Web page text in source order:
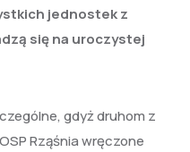
jednostek z
się na uroczystej
gdyż druhom z
Rząśnia wręczone